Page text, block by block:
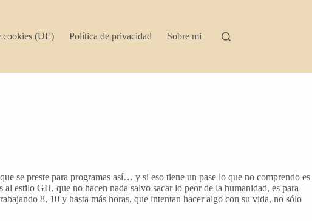
cookies (UE) Política de privacidad Sobre mi
se preste para programas así… y si eso tiene un pase lo que no comprendo es
estilo GH, que no hacen nada salvo sacar lo peor de la humanidad, es para
8, 10 y hasta más horas, que intentan hacer algo con su vida, no sólo